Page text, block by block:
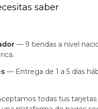
saber
— 9 tiendas a nivel
— Entrega de 1 a 5 días
todas tus